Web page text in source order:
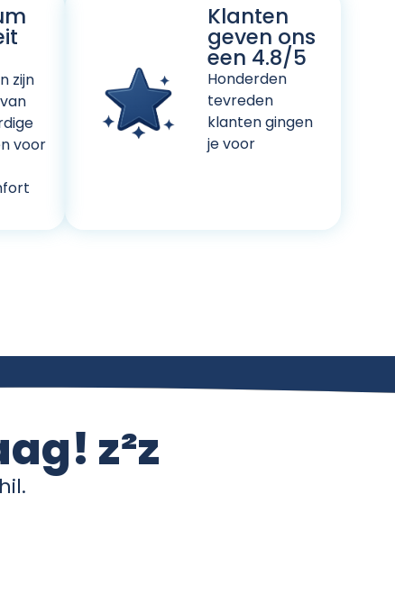
zijn
voor
Klanten
geven ons
een 4.8/5
Honderden
tevreden
klanten gingen
je voor
z²z